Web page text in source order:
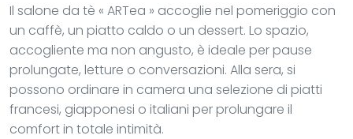
Il salone da tè « ARTea » accoglie nel pomeriggio con
un caffè, un piatto caldo o un dessert. Lo spazio,
accogliente ma non angusto, è ideale per pause
prolungate, letture o conversazioni. Alla sera, si
possono ordinare in camera una selezione di piatti
francesi, giapponesi o italiani per prolungare il
comfort in totale intimità.